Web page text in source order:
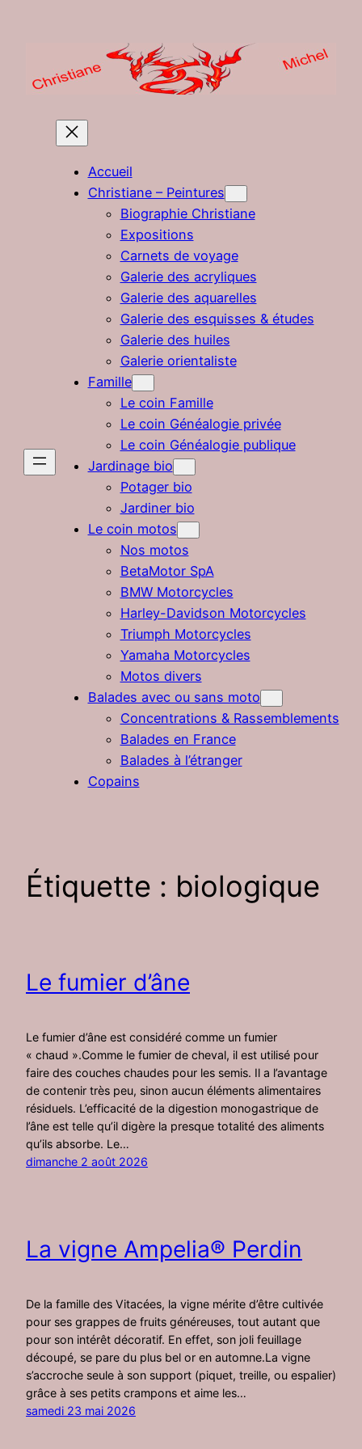
Accueil
Christiane – Peintures
Biographie Christiane
Expositions
Carnets de voyage
Galerie des acryliques
Galerie des aquarelles
Galerie des esquisses & études
Galerie des huiles
Galerie orientaliste
Famille
Le coin Famille
Le coin Généalogie privée
Le coin Généalogie publique
Jardinage bio
Potager bio
Jardiner bio
Le coin motos
Nos motos
BetaMotor SpA
BMW Motorcycles
Harley-Davidson Motorcycles
Triumph Motorcycles
Yamaha Motorcycles
Motos divers
Balades avec ou sans moto
Concentrations & Rassemblements
Balades en France
Balades à l’étranger
Copains
Étiquette : biologique
Le fumier d’âne
Le fumier d’âne est considéré comme un fumier
« chaud ».Comme le fumier de cheval, il est utilisé pour
faire des couches chaudes pour les semis. Il a l’avantage
de contenir très peu, sinon aucun éléments alimentaires
résiduels. L’efficacité de la digestion monogastrique de
l’âne est telle qu’il digère la presque totalité des aliments
qu’ils absorbe. Le…
dimanche 2 août 2026
La vigne Ampelia® Perdin
De la famille des Vitacées, la vigne mérite d’être cultivée
pour ses grappes de fruits généreuses, tout autant que
pour son intérêt décoratif. En effet, son joli feuillage
découpé, se pare du plus bel or en automne.La vigne
s’accroche seule à son support (piquet, treille, ou espalier)
grâce à ses petits crampons et aime les…
samedi 23 mai 2026